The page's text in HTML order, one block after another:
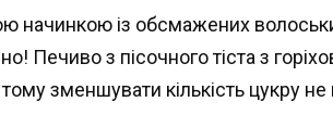
начинкою із обсмажених
Печиво з пісочного тіста з
зменшувати кількість цукру не